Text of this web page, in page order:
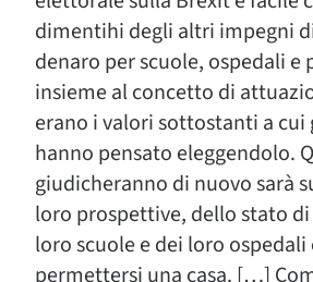
dimentihi degli altri impegni
denaro per scuole, ospedali e
insieme al concetto di
erano i valori sottostanti a
hanno pensato eleggendolo.
giudicheranno di nuovo sarà
loro prospettive, dello stato
loro scuole e dei loro
permettersi una casa. […]